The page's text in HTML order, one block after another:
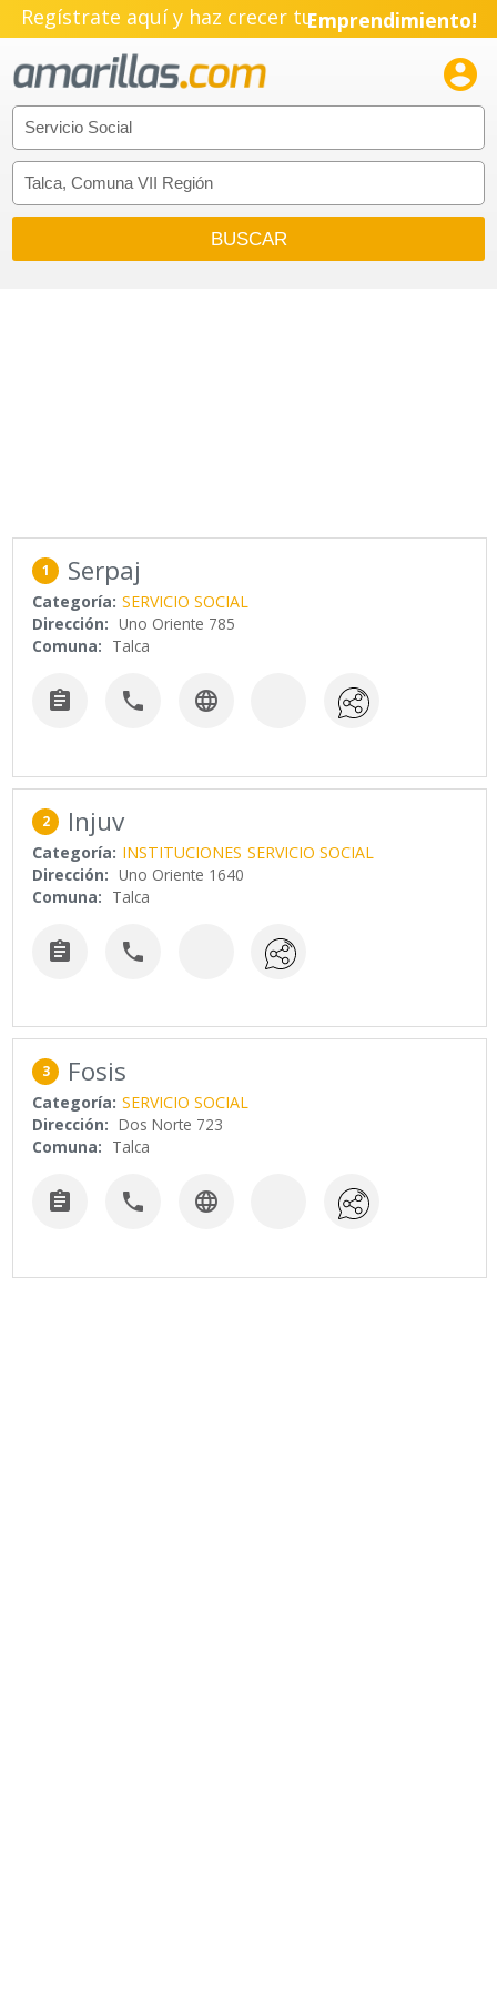
Regístrate aquí y haz crecer tuEmprendimiento!

1 Serpaj
Categoría: SERVICIO SOCIAL
Dirección: Uno Oriente 785
Comuna: Talca
  
2 Injuv
Categoría: INSTITUCIONES SERVICIO SOCIAL
Dirección: Uno Oriente 1640
Comuna: Talca
 
3 Fosis
Categoría: SERVICIO SOCIAL
Dirección: Dos Norte 723
Comuna: Talca
  